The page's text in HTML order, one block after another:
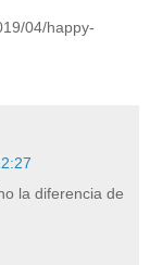
04/happy-
la diferencia de